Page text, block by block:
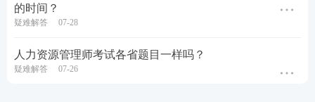
的时间？
疑难解答 07-28
人力资源管理师考试各省题目一样吗？
疑难解答 07-26